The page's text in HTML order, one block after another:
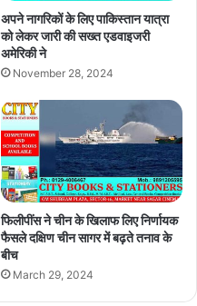
अपने नागरिकों के लिए पाकिस्तान यात्रा
को लेकर जारी की सख्त एडवाइजरी
अमेरिकी ने
November 28, 2024
फिलीपींस ने चीन के खिलाफ लिए निर्णायक
फैसले दक्षिण चीन सागर में बढ़ते तनाव के
बीच
March 29, 2024